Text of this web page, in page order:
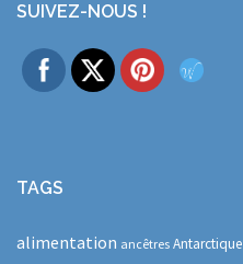
SUIVEZ-NOUS !
TAGS
alimentation ancêtres Antarctique